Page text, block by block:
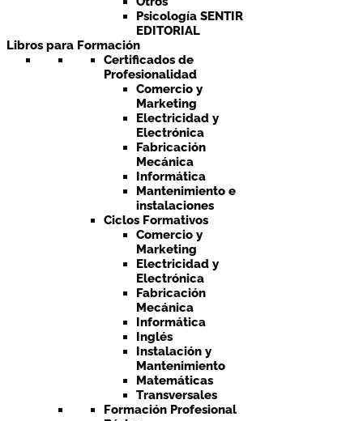
Psicología SENTIR
EDITORIAL
Libros para Formación
Certificados de
Profesionalidad
Comercio y
Marketing
Electricidad y
Electrónica
Fabricación
Mecánica
Informática
Mantenimiento e
instalaciones
Ciclos Formativos
Comercio y
Marketing
Electricidad y
Electrónica
Fabricación
Mecánica
Informática
Inglés
Instalación y
Mantenimiento
Matemáticas
Transversales
Formación Profesional